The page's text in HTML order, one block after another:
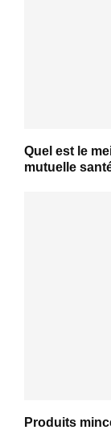
Quel est le
mutuelle
Produits